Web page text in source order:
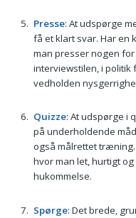
Presse: At udspørge
få et klart svar. Har en
man presser nogen
interviewstilen, i politik
vedholden
Quizze: At udspørge i
på underholdende
også målrettet
hvor man let, hurtigt
hukommelse.
Spørge: Det brede,